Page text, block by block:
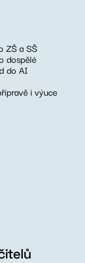
ZŠ a SŠ
dospělé
do AI
i výuce